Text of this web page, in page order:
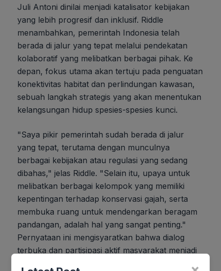
Juli Antoni dinilai menjadi katalisator kebijakan
yang lebih progresif dan inklusif. Riddle
menambahkan, pemerintah Indonesia telah
berada di jalur yang tepat melalui pendekatan
kolaboratif yang melibatkan berbagai pihak. Ke
depan, fokus utama akan tertuju pada penguatan
konektivitas habitat dan perlindungan kawasan,
sebuah langkah strategis yang akan menentukan
kelangsungan hidup spesies-spesies kunci.
"Saya pikir pemerintah sudah berada di jalur
yang tepat, terutama dengan munculnya
berbagai kebijakan atau regulasi yang sedang
dibahas," jelas Riddle. "Selain itu, upaya untuk
melibatkan berbagai kelompok yang memiliki
kepentingan terhadap konservasi gajah, serta
membuka ruang untuk mendengarkan beragam
pandangan, adalah hal yang sangat penting."
Pernyataan ini mengisyaratkan bahwa dialog
terbuka dan partisipasi aktif masyarakat menjadi